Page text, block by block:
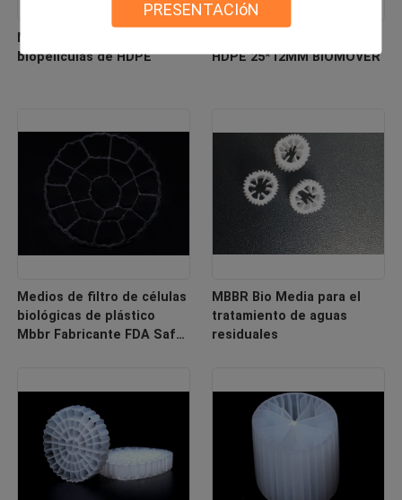
PRESENTACIóN
Medios de filtración de
biopelículas de HDPE
HDPE 25*12MM BIOMOVER
Medios de filtro de células
biológicas de plástico
Mbbr Fabricante FDA Safty
MBBR Bio Media para el
tratamiento de aguas
residuales